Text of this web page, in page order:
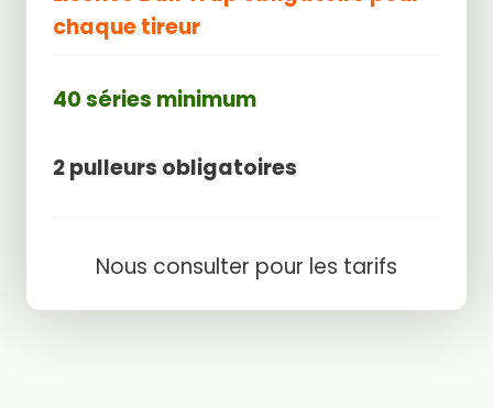
chaque tireur
40 séries minimum
2 pulleurs obligatoires
Nous consulter pour les tarifs